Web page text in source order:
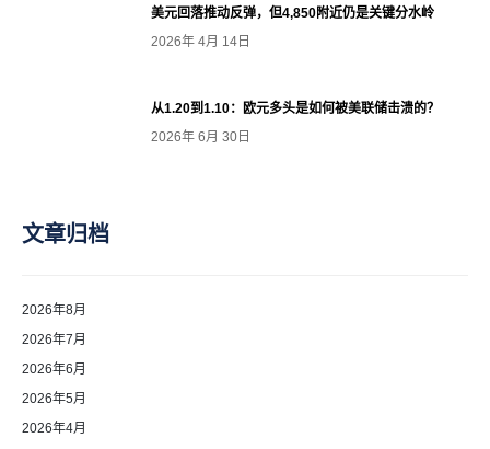
美元回落推动反弹，但4,850附近仍是关键分水岭
2026年 4月 14日
从1.20到1.10：欧元多头是如何被美联储击溃的？
2026年 6月 30日
文章归档
2026年8月
2026年7月
2026年6月
2026年5月
2026年4月